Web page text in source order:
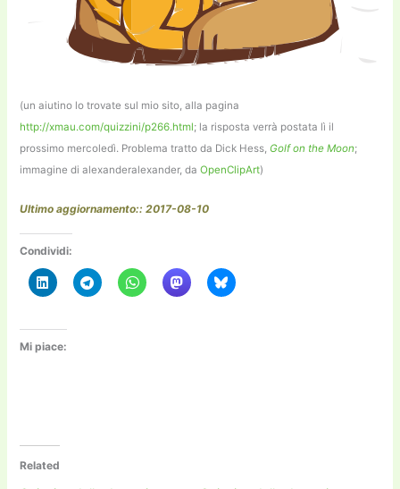
(un aiutino lo trovate sul mio sito, alla pagina
http://xmau.com/quizzini/p266.html; la risposta verrà postata lì il
prossimo mercoledì. Problema tratto da Dick Hess,Golf on the Moon;
immagine di alexanderalexander, daOpenClipArt)
Ultimo aggiornamento:: 2017-08-10
Condividi:
Mi piace:
Related